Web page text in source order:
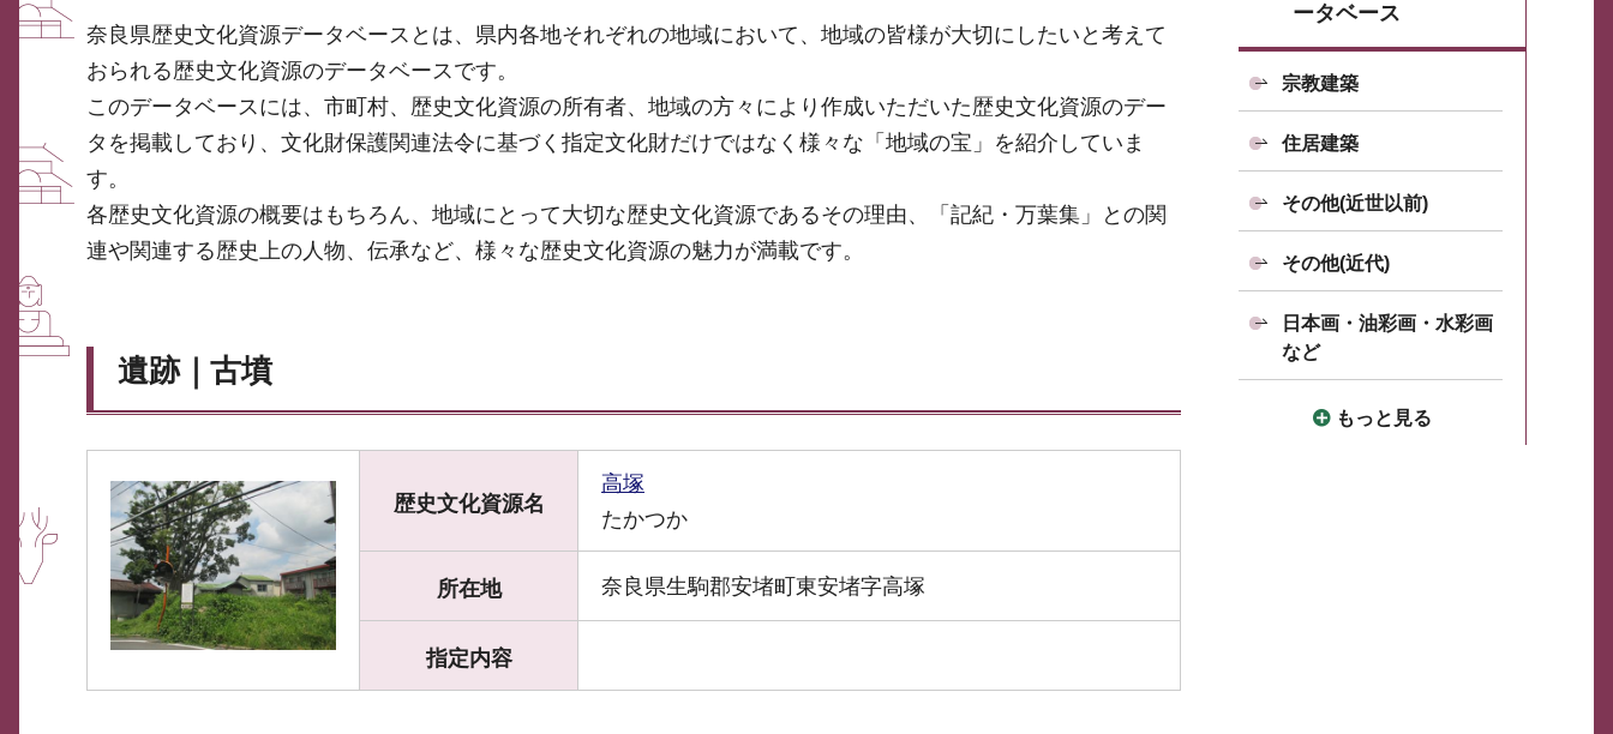
奈良県歴史文化資源データベースとは、県内各地それぞれの地域において、地域の皆様が大切にしたいと考えて
おられる歴史文化資源のデータベースです。
このデータベースには、市町村、歴史文化資源の所有者、地域の方々により作成いただいた歴史文化資源のデー
タを掲載しており、文化財保護関連法令に基づく指定文化財だけではなく様々な「地域の宝」を紹介していま
す。
各歴史文化資源の概要はもちろん、地域にとって大切な歴史文化資源であるその理由、「記紀・万葉集」との関
連や関連する歴史上の人物、伝承など、様々な歴史文化資源の魅力が満載です。
遺跡｜古墳
歴史文化資源名
高塚
たかつか
所在地 奈良県生駒郡安堵町東安堵字高塚
指定内容
ータベース
宗教建築
住居建築
その他(近世以前)
その他(近代)
日本画・油彩画・水彩画
など
もっと見る